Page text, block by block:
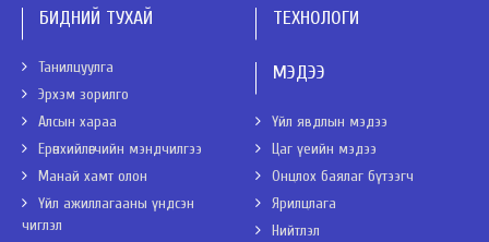
БИДНИЙ ТУХАЙ
Танилцуулга
Эрхэм зорилго
Алсын хараа
Ерөнхийлөгчийн мэндчилгээ
Манай хамт олон
Үйл ажиллагааны үндсэн
чиглэл
ТЕХНОЛОГИ
МЭДЭЭ
Үйл явдлын мэдээ
Цаг үеийн мэдээ
Онцлох баялаг бүтээгч
Ярилцлага
Нийтлэл